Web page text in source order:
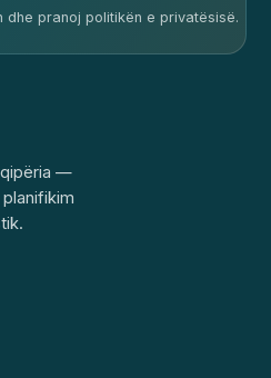
dhe pranoj politikën e privatësisë.
—